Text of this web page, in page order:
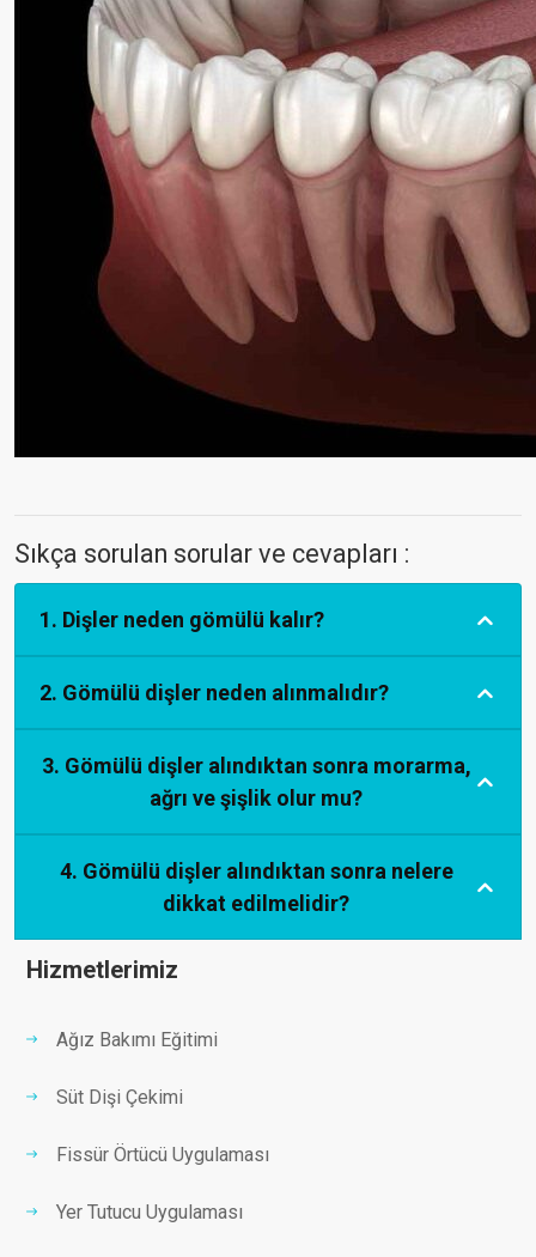
Sıkça sorulan sorular ve cevapları :
1. Dişler neden gömülü kalır?
2. Gömülü dişler neden alınmalıdır?
3. Gömülü dişler alındıktan sonra morarma,
ağrı ve şişlik olur mu?
4. Gömülü dişler alındıktan sonra nelere
dikkat edilmelidir?
Hizmetlerimiz
Ağız Bakımı Eğitimi
Süt Dişi Çekimi
Fissür Örtücü Uygulaması
Yer Tutucu Uygulaması